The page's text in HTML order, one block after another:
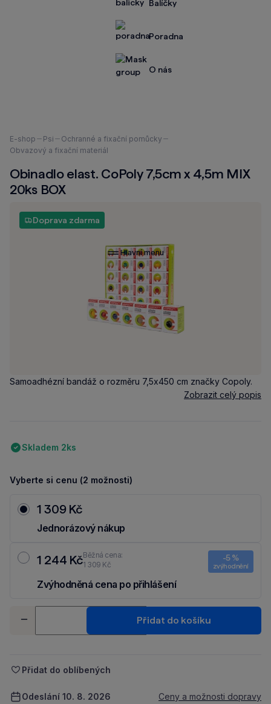
Balíčky
Poradna
O nás
Hlavní menu
Nacházíte
se
E-shop Psi
Ochranné a fixační pomůcky
Obvazový a fixační materiál
Obinadlo elast. CoPoly 7,5cm x 4,5m MIX
20ks BOX
Doprava zdarma
Samoadhézní bandáž o rozměru 7,5x450 cm značky Copoly.
Zobrazit celý popis
Skladem 2ks
Vyberte si cenu (2 možnosti)
1 309 Kč
Jednorázový nákup
1 244 KčBěžná cena:
1 309 Kč
-5 %
zvýhodnění
Zvýhodněná cena po přihlášení
-
+
Přidat do košíku
Přidat do oblíbených
Odeslání 10. 8. 2026 Ceny a možnosti dopravy